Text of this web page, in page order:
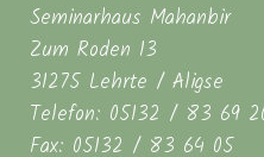
Seminarhaus Mahanbir
Zum Roden 13
31275 Lehrte / Aligse
Telefon: 05132 / 83 69
Fax: 05132 / 83 64 05